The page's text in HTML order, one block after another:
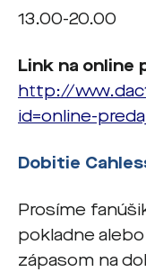
13.00-20.00
Link na online
http://
id=online-
Dobitie
Prosíme
pokladne
zápasom na